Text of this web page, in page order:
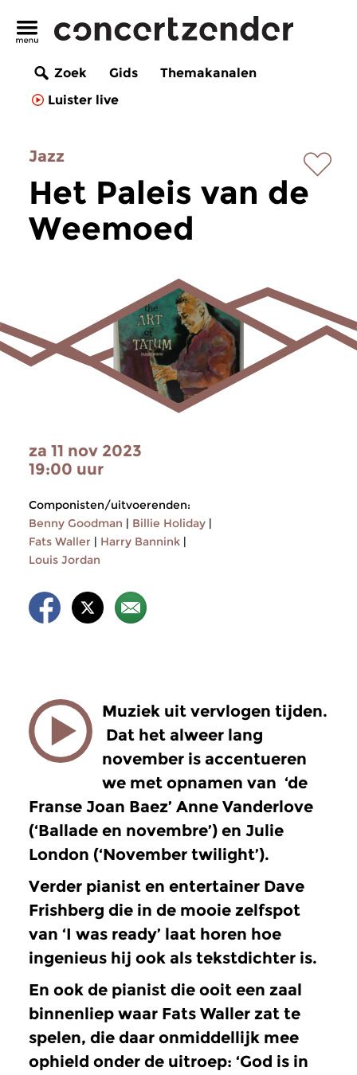
Zoek Gids
Themakanalen
Luister live
Jazz
Het Paleis van de
Weemoed
za 11 nov 2023
19:00 uur
Componisten/uitvoerenden:
Benny Goodman | Billie Holiday |
Fats Waller | Harry Bannink |
Louis Jordan
Muziek uit vervlogen tijden.
Dat het alweer lang
november is accentueren
we met opnamen van ‘de
Franse Joan Baez’ Anne Vanderlove
(‘Ballade en novembre’) en Julie
London (‘November twilight’).
Verder pianist en entertainer Dave
Frishberg die in de mooie zelfspot
van ‘I was ready’ laat horen hoe
ingenieus hij ook als tekstdichter is.
En ook de pianist die ooit een zaal
binnenliep waar Fats Waller zat te
spelen, die daar onmiddellijk mee
ophield onder de uitroep: ‘God is in